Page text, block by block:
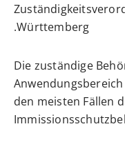
Württemberg.
Die zuständige
den meisten Fällen